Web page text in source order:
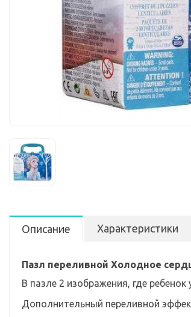
Описание Характеристики
Пазл переливной Холодное
В пазле 2 изображения, где
Дополнительный переливной